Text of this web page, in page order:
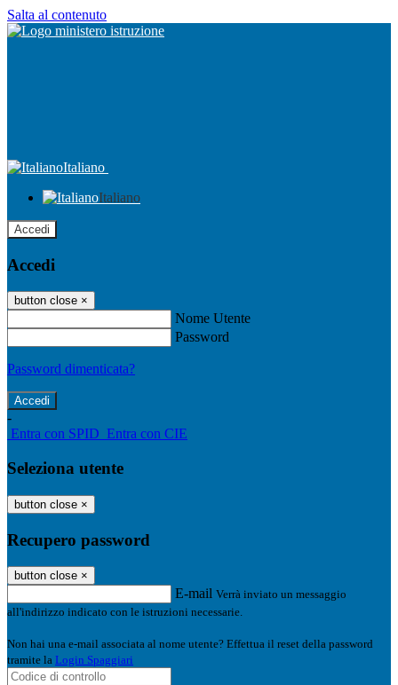
Salta al contenuto
Italiano
Italiano
Accedi
Accedi
button close ×
Nome Utente
Password
Password dimenticata?
-
Entra con SPID Entra con CIE
Seleziona utente
button close ×
Recupero password
button close ×
E-mail Verrà inviato un messaggio
all'indirizzo indicato con le istruzioni necessarie.
Non hai una e-mail associata al nome utente? Effettua il reset della password
tramite la Login Spaggiari